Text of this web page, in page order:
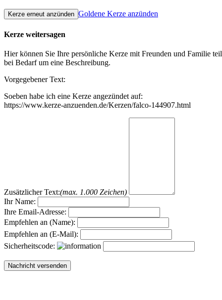
Goldene Kerze anzünden
Kerze weitersagen
Hier können Sie Ihre persönliche Kerze mit Freunden und Familie
bei Bedarf um eine Beschreibung.
Vorgegebener Text:
Soeben habe ich eine Kerze angezündet auf:
https://www.kerze-anzuenden.de/Kerzen/falco-144907.html
Zusätzlicher Text:(max. 1.000 Zeichen)
Ihr Name:
Ihre Email-Adresse:
Empfehlen an (Name):
Empfehlen an (E-Mail):
Sicherheitscode: